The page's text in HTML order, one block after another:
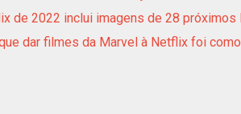
de 2022 inclui imagens de 28 próximos
dar filmes da Marvel à Netflix foi